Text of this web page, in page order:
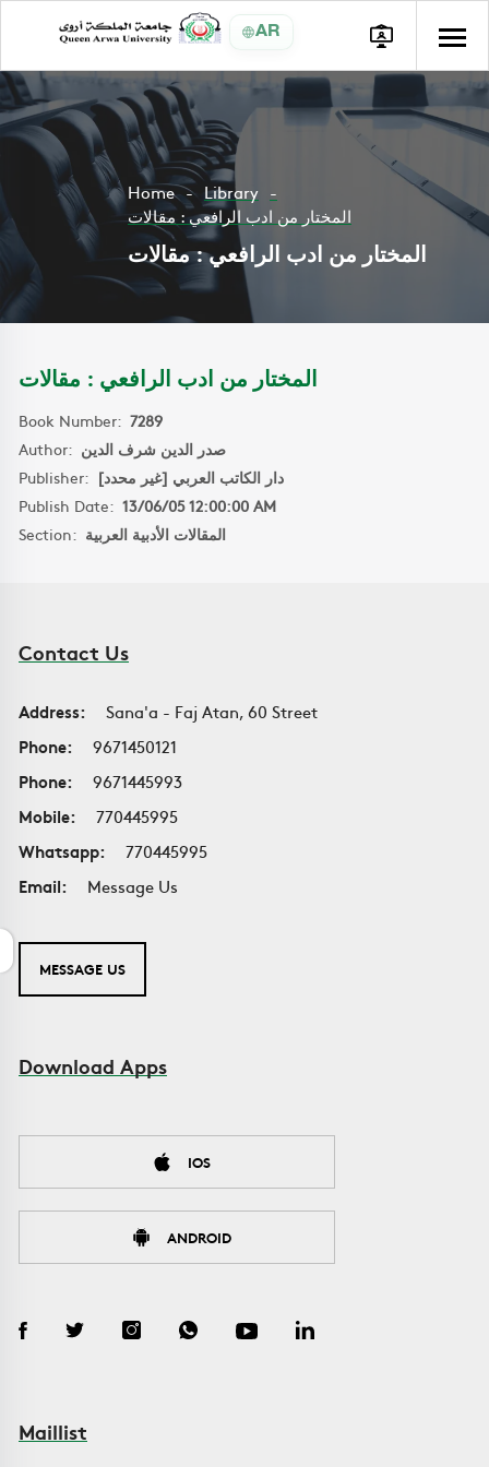
AR
Home
Library
المختار من ادب الرافعي : مقالات
المختار من ادب الرافعي : مقالات
المختار من ادب الرافعي : مقالات
Book Number: 7289
Author: صدر الدين شرف الدين
Publisher: دار الكاتب العربي [غير محدد]
Publish Date: 13/06/05 12:00:00 AM
Section: المقالات الأدبية العربية
Contact Us
Address:
Sana'a - Faj Atan, 60 Street
Phone:
9671450121
Phone:
9671445993
Mobile:
770445995
Whatsapp:
770445995
Email:
Message Us
MESSAGE US
Download Apps
IOS
ANDROID
Maillist